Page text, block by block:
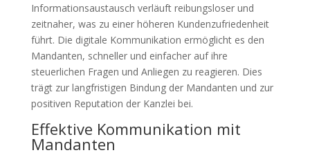
Informationsaustausch verläuft reibungsloser und
zeitnaher, was zu einer höheren Kundenzufriedenheit
führt. Die digitale Kommunikation ermöglicht es den
Mandanten, schneller und einfacher auf ihre
steuerlichen Fragen und Anliegen zu reagieren. Dies
trägt zur langfristigen Bindung der Mandanten und zur
positiven Reputation der Kanzlei bei.
Effektive Kommunikation mit
Mandanten